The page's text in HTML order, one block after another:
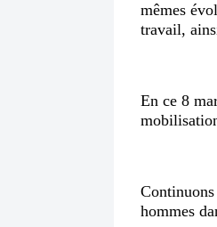
mêmes
travail,
En ce 8
hommes